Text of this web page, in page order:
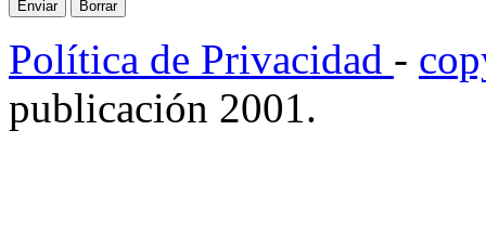
Política de Privacidad -
publicación 2001.